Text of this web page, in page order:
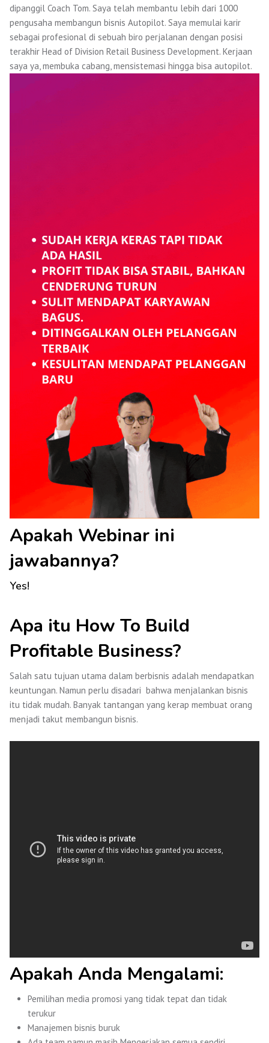
dipanggil Coach Tom. Saya telah membantu lebih dari 1000
pengusaha membangun bisnis Autopilot. Saya memulai karir
sebagai profesional di sebuah biro perjalanan dengan posisi
terakhir Head of Division Retail Business Development. Kerjaan
saya ya, membuka cabang, mensistemasi hingga bisa autopilot.
Apakah Webinar ini
jawabannya?
Yes!
Apa itu How To Build
Profitable Business?
Salah satu tujuan utama dalam berbisnis adalah mendapatkan
keuntungan. Namun perlu disadari bahwa menjalankan bisnis
itu tidak mudah. Banyak tantangan yang kerap membuat orang
menjadi takut membangun bisnis.
Apakah Anda Mengalami:
Pemilihan media promosi yang tidak tepat dan tidak
terukur
Manajemen bisnis buruk